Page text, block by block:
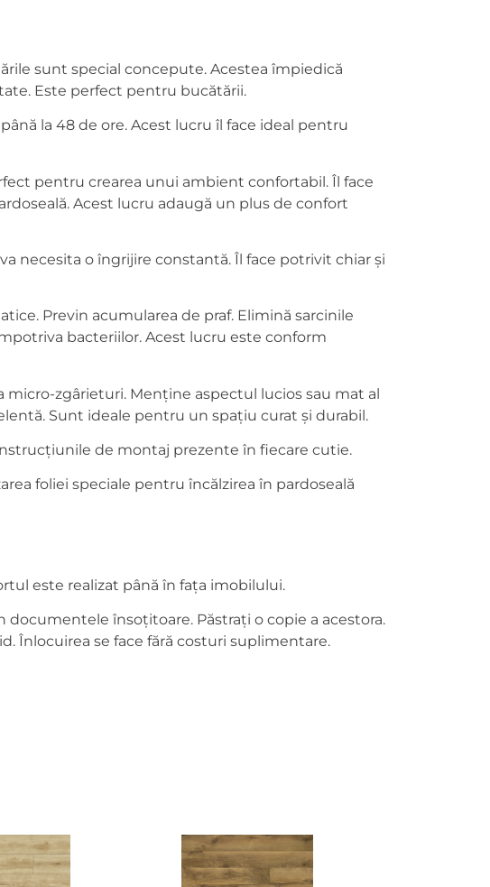
sunt special concepute. Acestea împiedică
Este perfect pentru bucătării.
la 48 de ore. Acest lucru îl face ideal pentru
pentru crearea unui ambient confortabil. Îl face
Acest lucru adaugă un plus de confort
necesita o îngrijire constantă. Îl face potrivit chiar și
Previn acumularea de praf. Elimină sarcinile
bacteriilor. Acest lucru este conform
micro-zgârieturi. Menține aspectul lucios sau mat al
Sunt ideale pentru un spațiu curat și durabil.
de montaj prezente în fiecare cutie.
foliei speciale pentru încălzirea în pardoseală
este realizat până în fața imobilului.
însoțitoare. Păstrați o copie a acestora.
Înlocuirea se face fără costuri suplimentare.